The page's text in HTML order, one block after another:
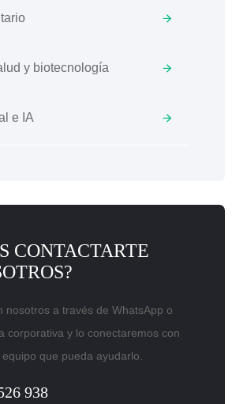
y biotecnología
e IA
CONTACTARTE
nosotros a través de WhatsApp o
corporativa y lo conectaremos con
que pueda ayudarlo.
938